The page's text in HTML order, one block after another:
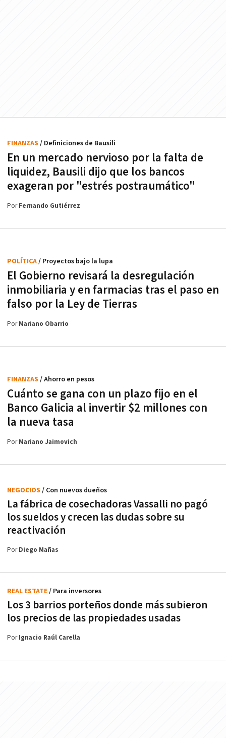
En un mercado nervioso por la falta de
liquidez, Bausili dijo que los bancos
exageran por "estrés postraumático"
FINANZAS / Definiciones de Bausili
PorFernando Gutiérrez
El Gobierno revisará la desregulación
inmobiliaria y en farmacias tras el paso en
falso por la Ley de Tierras
POLÍTICA/ Proyectos bajo la lupa
PorMariano Obarrio
Cuánto se gana con un plazo fijo en el
Banco Galicia al invertir $2 millones con
la nueva tasa
FINANZAS / Ahorro en pesos
PorMariano Jaimovich
La fábrica de cosechadoras Vassalli no pagó
los sueldos y crecen las dudas sobre su
reactivación
NEGOCIOS / Con nuevos dueños
PorDiego Mañas
Los 3 barrios porteños donde más subieron
los precios de las propiedades usadas
REAL ESTATE/ Para inversores
PorIgnacio Raúl Carella